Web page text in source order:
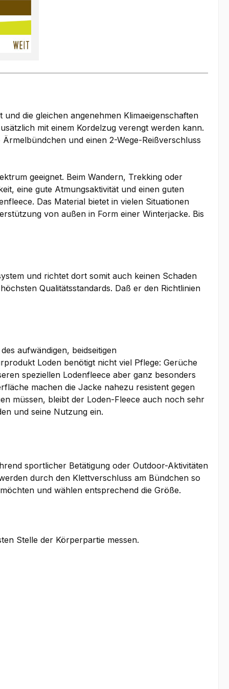
die gleichen angenehmen Klimaeigenschaften
mit einem Kordelzug verengt werden kann.
und einen 2-Wege-Reißverschluss
geeignet. Beim Wandern, Trekking oder
eine gute Atmungsaktivität und einen guten
Das Material bietet in vielen Situationen
von außen in Form einer Winterjacke. Bis
und richtet dort somit auch keinen Schaden
Qualitätsstandards. Daß er den Richtlinien
aufwändigen, beidseitigen
Loden benötigt nicht viel Pflege: Gerüche
speziellen Lodenfleece aber ganz besonders
machen die Jacke nahezu resistent gegen
müssen, bleibt der Loden-Fleece auch noch sehr
und seine Nutzung ein.
sportlicher Betätigung oder Outdoor-Aktivitäten
durch den Klettverschluss am Bündchen so
und wählen entsprechend die Größe.
Stelle der Körperpartie messen.